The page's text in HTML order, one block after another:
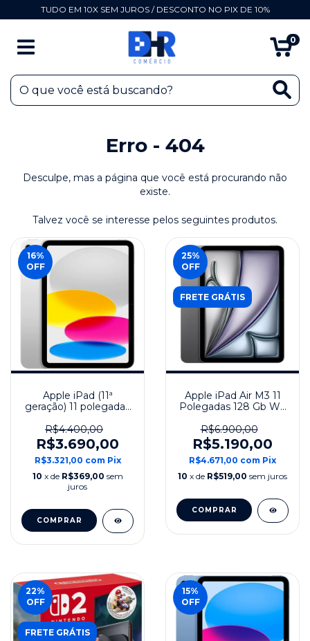
TUDO EM 10X SEM JUROS / DESCONTO NO PIX DE 10%
0
Erro - 404
Desculpe, mas a página que você está procurando não
existe.
Talvez você se interesse pelos seguintes produtos.
16%
OFF
Apple iPad (11ª
geração) 11 polegadas
2025 - Prata
R$4.400,00
R$3.690,00
R$3.321,00 com Pix
10 x de R$369,00 sem
juros
COMPRAR
25%
OFF
FRETE GRÁTIS
Apple iPad Air M3 11
Polegadas 128 Gb Wi-
R$6.900,00
R$5.190,00
R$4.671,00 com Pix
10 x de R$519,00 sem juros
COMPRAR
22%
OFF
FRETE GRÁTIS
15%
OFF